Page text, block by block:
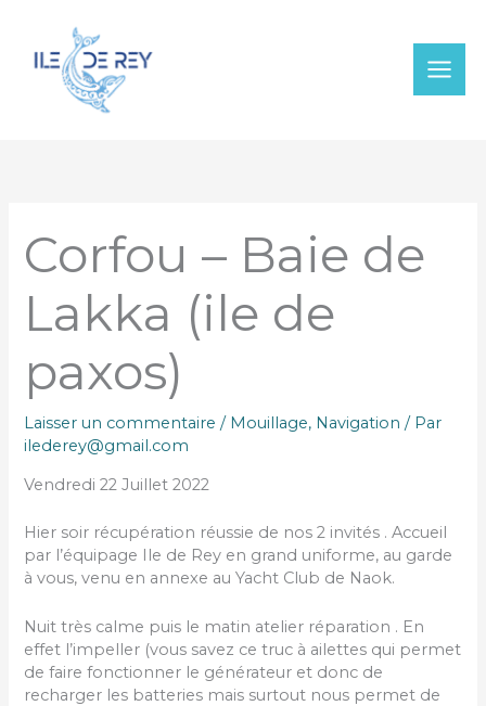
contenu
Corfou – Baie de
Lakka (ile de
paxos)
Laisser un commentaire / Mouillage, Navigation / Par
ilederey@gmail.com
Vendredi 22 Juillet 2022
Hier soir récupération réussie de nos 2 invités . Accueil
par l’équipage Ile de Rey en grand uniforme, au garde
à vous, venu en annexe au Yacht Club de Naok.
Nuit très calme puis le matin atelier réparation . En
effet l’impeller (vous savez ce truc à ailettes qui permet
de faire fonctionner le générateur et donc de
recharger les batteries mais surtout nous permet de